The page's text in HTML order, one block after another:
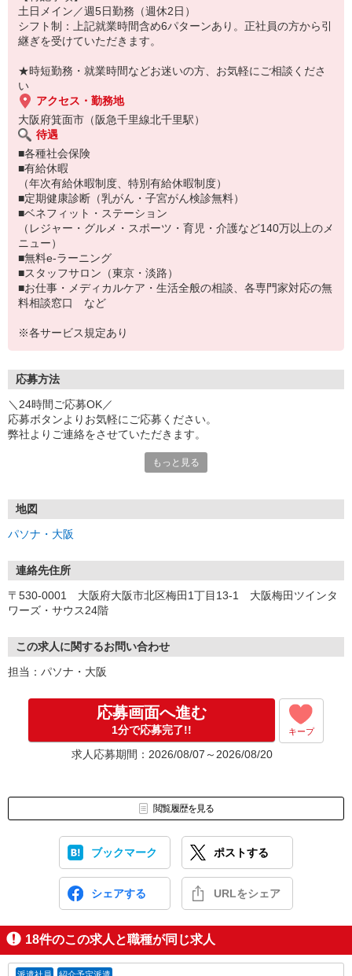
土日メイン／週5日勤務（週休2日）
シフト制：上記就業時間含め6パターンあり。正社員の方から引
継ぎを受けていただきます。
★時短勤務・就業時間などお迷いの方、お気軽にご相談くださ
い
アクセス・勤務地
大阪府箕面市（阪急千里線北千里駅）
待遇
■各種社会保険
■有給休暇
（年次有給休暇制度、特別有給休暇制度）
■定期健康診断（乳がん・子宮がん検診無料）
■ベネフィット・ステーション
（レジャー・グルメ・スポーツ・育児・介護など140万以上のメ
ニュー）
■無料e-ラーニング
■スタッフサロン（東京・淡路）
■お仕事・メディカルケア・生活全般の相談、各専門家対応の無
料相談窓口 など
※各サービス規定あり
応募方法
＼24時間ご応募OK／
応募ボタンよりお気軽にご応募ください。
弊社よりご連絡をさせていただきます。
※「@pasona.co.jp」のドメイン解除をお願いいたします。
【お仕事開始までの流れ】
▼ご案内可能な方に弊社からマイページ作成（プロフィール入力）
▼面談 ※WEB、来社を選択可能です
▼お仕事紹介
▼お仕事開始
もっと見る
地図
パソナ・大阪
連絡先住所
〒530-0001 大阪府大阪市北区梅田1丁目13-1 大阪梅田ツインタ
ワーズ・サウス24階
この求人に関するお問い合わせ
担当：パソナ・大阪
応募画面へ進む
1分で応募完了!! キープ
求人応募期間：2026/08/07～2026/08/20
閲覧履歴を見る
ブックマーク ポストする
シェアする URLをシェア
18件のこの求人と職種が同じ求人